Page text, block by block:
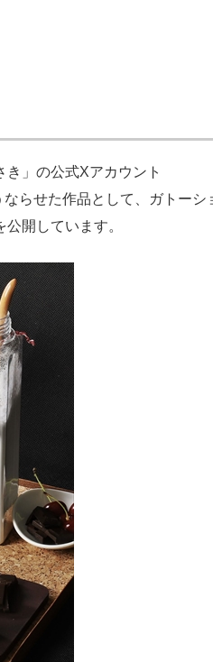
」の公式Xアカウント
らせた作品として、ガトーシ
開しています。